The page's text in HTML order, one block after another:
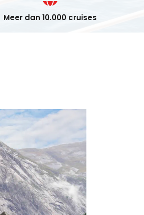
Meer dan 10.000 cruises